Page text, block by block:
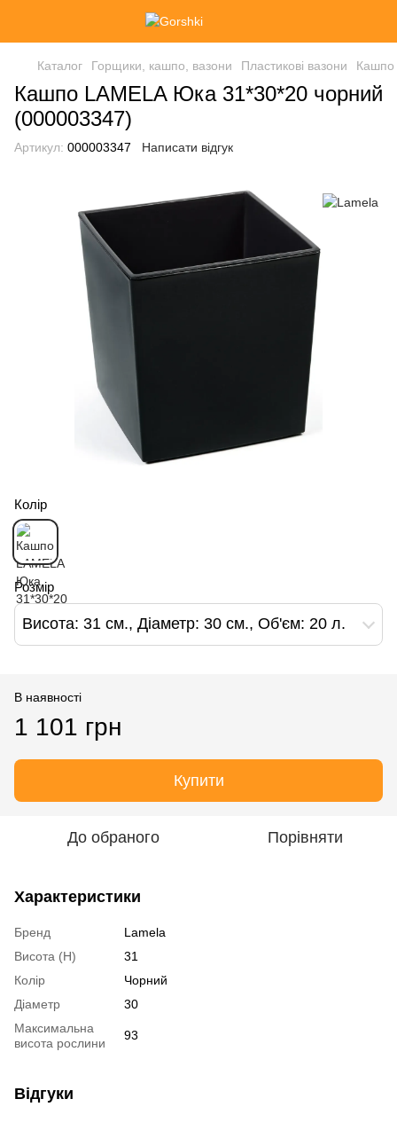
Каталог Горщики, кашпо, вазони Пластикові вазони Кашпо
Кашпо LAMELA Юка 31*30*20 чорний
(000003347)
Артикул: 000003347 Написати відгук
Колір
Розмір
Висота: 31 см., Діаметр: 30 см., Об'єм: 20 л.
В наявності
1 101 грн
Купити
До обраного Порівняти
Характеристики
Бренд
Lamela
Висота (H)
31
Колір
Чорний
Діаметр
30
Максимальна
висота рослини
93
Відгуки